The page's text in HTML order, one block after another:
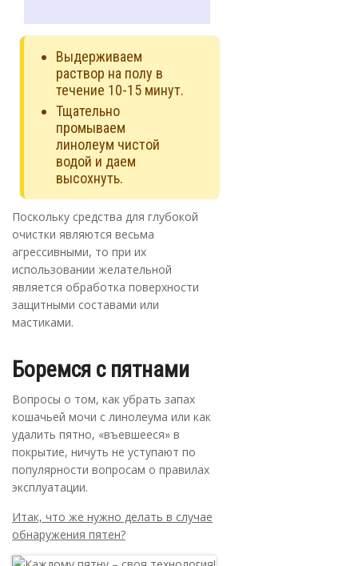
Выдерживаем
раствор на полу в
течение 10-15 минут.
Тщательно
промываем
линолеум чистой
водой и даем
высохнуть.
Поскольку средства для глубокой
очистки являются весьма
агрессивными, то при их
использовании желательной
является обработка поверхности
защитными составами или
мастиками.
Боремся с пятнами
Вопросы о том, как убрать запах
кошачьей мочи с линолеума или как
удалить пятно, «въевшееся» в
покрытие, ничуть не уступают по
популярности вопросам о правилах
эксплуатации.
Итак, что же нужно делать в случае
обнаружения пятен?